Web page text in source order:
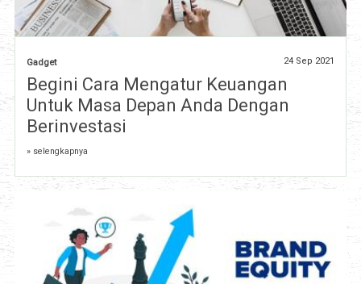
Gadget 24 Sep 2021
Begini Cara Mengatur Keuangan
Untuk Masa Depan Anda Dengan
Berinvestasi
» selengkapnya